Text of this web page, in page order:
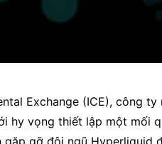
Exchange (ICE), công
hy vọng thiết lập một mối
gặp gỡ đội ngũ